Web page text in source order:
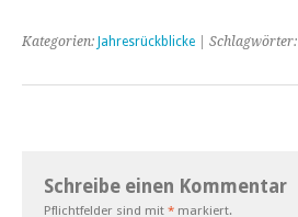
Kategorien: Jahresrückblicke | Schlagwörter:
Schreibe einen Kommentar
Pflichtfelder sind mit * markiert.